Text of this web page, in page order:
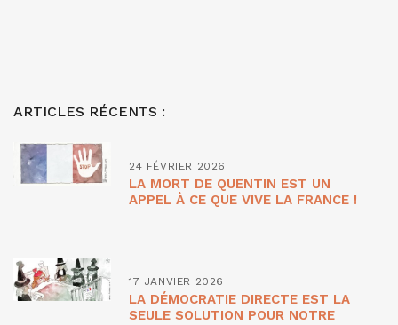
ARTICLES RÉCENTS :
24 FÉVRIER 2026
LA MORT DE QUENTIN EST UN
APPEL À CE QUE VIVE LA FRANCE !
17 JANVIER 2026
LA DÉMOCRATIE DIRECTE EST LA
SEULE SOLUTION POUR NOTRE